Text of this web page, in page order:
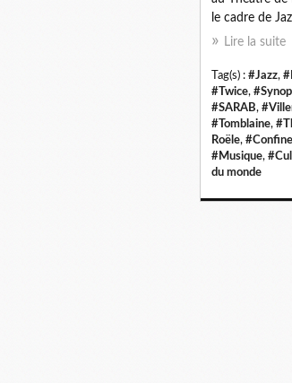
le cadre de
Lire la suite
Tag(s) : #Jazz,
#Twice,
#SARAB,
#Tomblaine,
Roële,
#Musique,
du monde